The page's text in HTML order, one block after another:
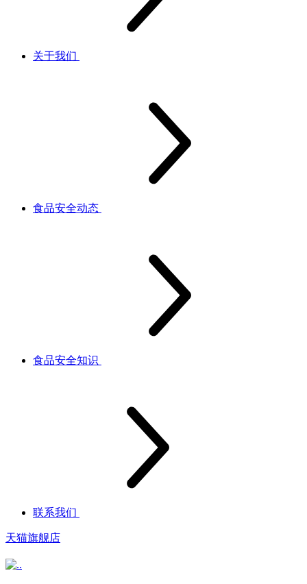
关于我们
食品安全动态
食品安全知识
联系我们
天猫旗舰店